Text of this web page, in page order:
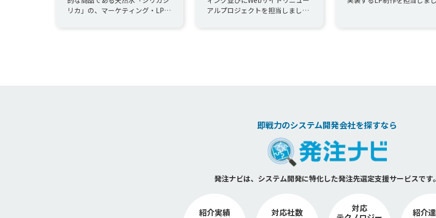
作
リカ」の、マーケティング・LP制
を担当
アルプロジェクトを担当しまし
即戦力のシステム開発会社を探すなら
発注ナビは、システム開発に特化した発注先選定支援サービスです
紹介実績 対応社数 対応 紹介